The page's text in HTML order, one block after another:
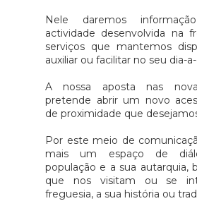
Nele daremos
actividade desenvolvida na
serviços que mantemos
auxiliar ou facilitar no seu dia-
A nossa aposta nas
pretende abrir um novo
de proximidade que
Por este meio de
mais um espaço de
população e a sua autarquia,
que nos visitam ou se
freguesia, a sua história ou